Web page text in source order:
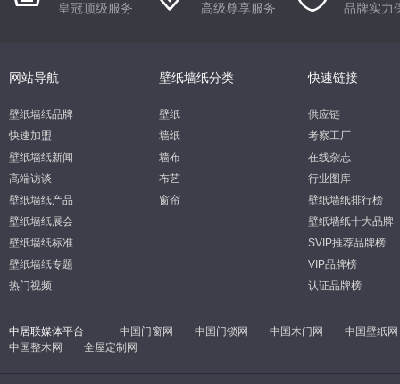
皇冠顶级服务 高级尊享服务 品牌实力
网站导航
壁纸墙纸品牌
快速加盟
壁纸墙纸新闻
高端访谈
壁纸墙纸产品
壁纸墙纸展会
壁纸墙纸标准
壁纸墙纸专题
热门视频
壁纸墙纸分类
壁纸
墙纸
墙布
布艺
窗帘
快速链接
供应链
考察工厂
在线杂志
行业图库
壁纸墙纸排行榜
壁纸墙纸十大品牌
SVIP推荐品牌榜
VIP品牌榜
认证品牌榜
中居联媒体平台 中国门窗网 中国门锁网 中国木门网
中国壁纸网
中国整木网
全屋定制网